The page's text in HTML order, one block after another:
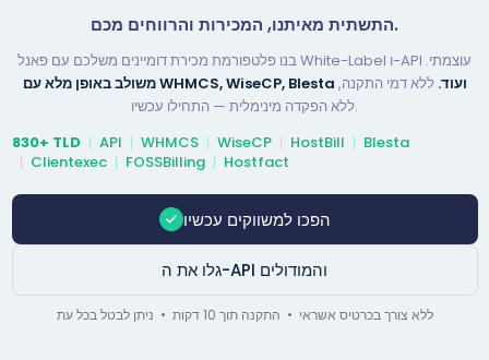
התשתית מאיתנו, המכירות והרווחים מכם.
בנו פלטפורמת מכירת דומיינים משלכם עם פאנל White-Label ו-API עוצמתי.
משולב באופן מלא עם WHMCS, WiseCP, Blesta ועוד.ללא דמי התקנה,
ללא הפקדה מינימלית — התחילו עכשיו.
830+ TLD
API WHMCS WiseCP HostBill
Blesta
Clientexec
FOSSBilling Hostfact
הפכו למשווקים עכשיו
גלו את ה-API והמודולים
ללא צורך בכרטיס אשראי • התקנה תוך 10 דקות • ניתן לבטל בכל עת